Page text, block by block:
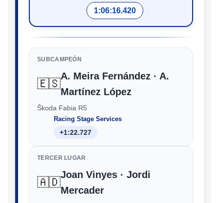
1:06:16.420
SUBCAMPEÓN
🇪🇸
A. Meira Fernández · A.
Martínez López
Škoda Fabia R5
Racing Stage Services
+1:22.727
TERCER LUGAR
🇦🇩
Joan Vinyes · Jordi
Mercader